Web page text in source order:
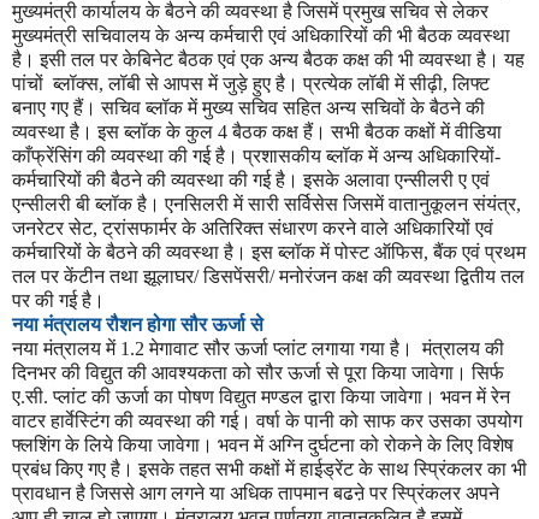
मुख्यमंत्री कार्यालय के बैठने की व्यवस्था है जिसमें प्रमुख सचिव से लेकर
मुख्यमंत्री सचिवालय के अन्य कर्मचारी एवं अधिकारियों की भी बैठक व्यवस्था
है। इसी तल पर केबिनेट बैठक एवं एक अन्य बैठक कक्ष की भी व्यवस्था है। यह
पांचों ब्लॉक्स,लॉबी से आपस में जुड़े हुए है। प्रत्येक लॉबी में सीढ़ी,लिफ्ट
बनाए गए हैं। सचिव ब्लॉक में मुख्य सचिव सहित अन्य सचिवों के बैठने की
व्यवस्था है। इस ब्लॉक के कुल 4बैठक कक्ष हैं। सभी बैठक कक्षों में वीडिया
काँफ्रेंसिंग की व्यवस्था की गई है। प्रशासकीय ब्लॉक में अन्य अधिकारियों-
कर्मचारियों की बैठने की व्यवस्था की गई है। इसके अलावा एन्सीलरी ए एवं
एन्सीलरी बी ब्लॉक है। एनसिलरी में सारी सर्विसेस जिसमें वातानुकूलन संयंत्र,
जनरेटर सेट,ट्रांसफार्मर के अतिरिक्त संधारण करने वाले अधिकारियों एवं
कर्मचारियों के बैठने की व्यवस्था है। इस ब्लॉक में पोस्ट ऑफिस,बैंक एवं प्रथम
तल पर केंटीन तथा झूलाघर/ डिसपेंसरी/ मनोरंजन कक्ष की व्यवस्था द्वितीय तल
पर की गई है।
नया मंत्रालय रौशन होगा सौर ऊर्जा से
नया मंत्रालय में 1.2 मेगावाट सौर ऊर्जा प्लांट लगाया गया है।
मंत्रालय की
दिनभर की विद्युत की आवश्यकता को सौर ऊर्जा से पूरा किया जावेगा। सिर्फ
ए.सी. प्लांट की ऊर्जा का पोषण विद्युत मण्डल द्वारा किया जावेगा। भवन में रेन
वाटर हार्वेस्टिंग की व्यवस्था की गई। वर्षा के पानी को साफ कर उसका उपयोग
फ्लशिंग के लिये किया जावेगा। भवन में अग्नि दुर्घटना को रोकने के लिए विशेष
प्रबंध किए गए है। इसके तहत सभी कक्षों में हाईड्रेंट के साथ स्प्रिंकलर का भी
प्रावधान है जिससे आग लगने या अधिक तापमान बढऩे पर स्प्रिंकलर अपने